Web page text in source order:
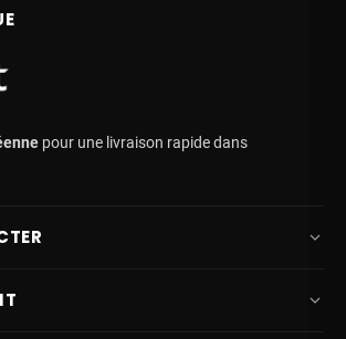
pour une livraison rapide dans